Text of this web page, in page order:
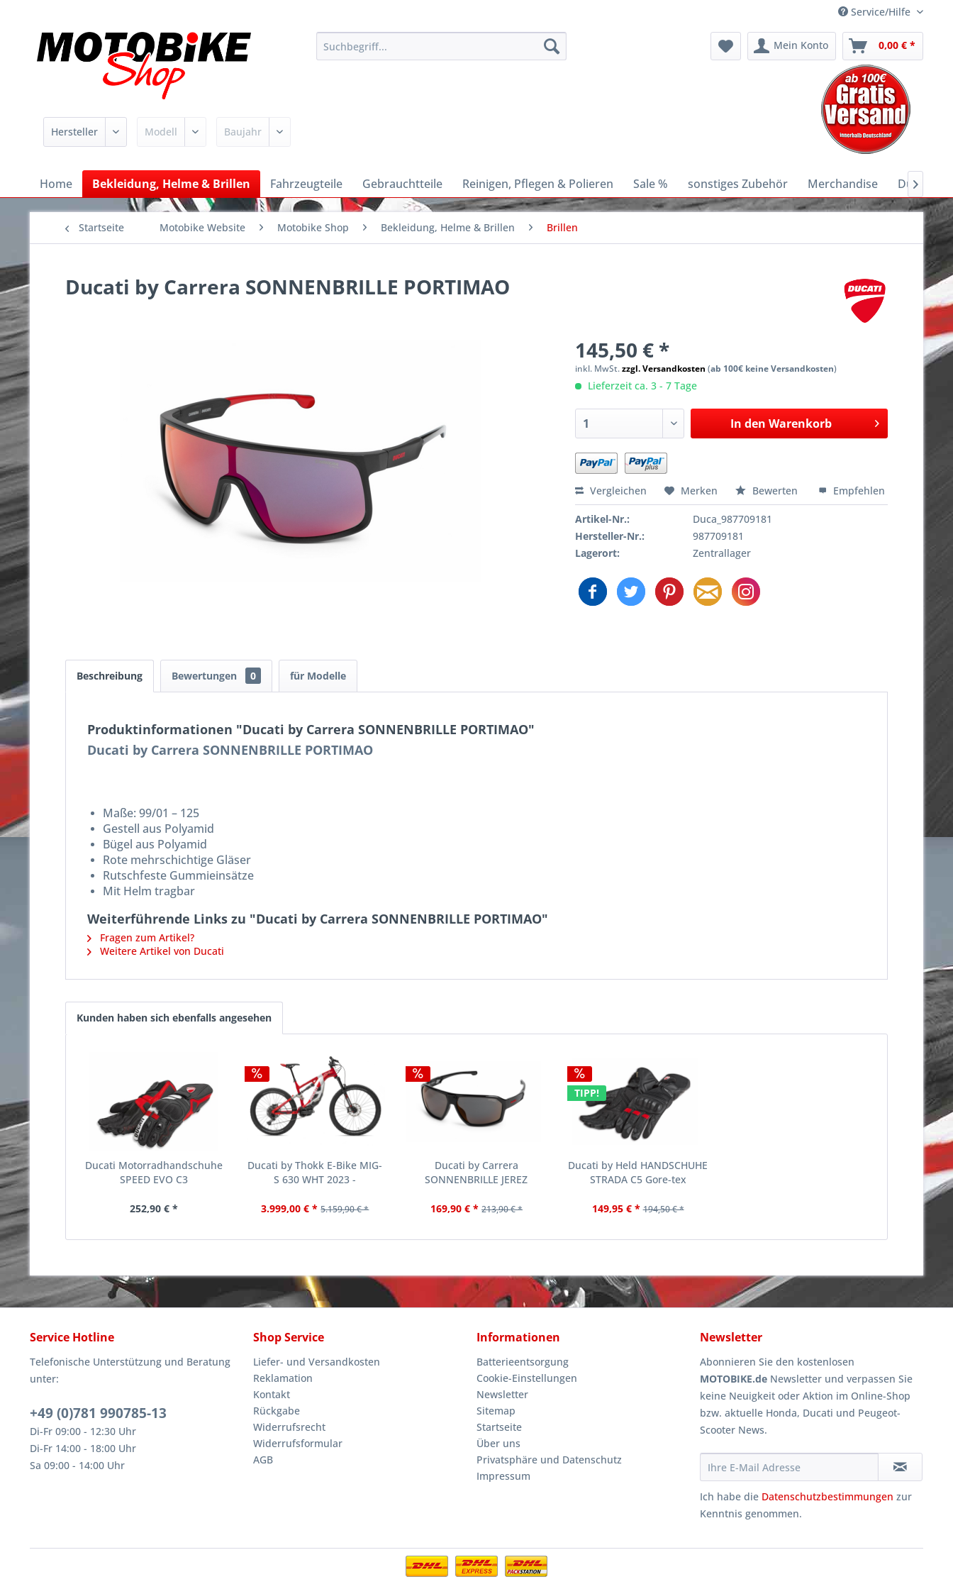
Service/Hilfe
Mein Konto 0,00 € *
Home Bekleidung, Helme & Brillen Fahrzeugteile Gebrauchtteile Reinigen, Pflegen & Polieren Sale % sonstiges Zubehör Merchandise Ducati E-

Startseite Motobike Website Motobike Shop Bekleidung, Helme & Brillen Brillen
Ducati by Carrera SONNENBRILLE PORTIMAO
145,50 € *
inkl. MwSt.zzgl. Versandkosten (ab 100€ keine Versandkosten)
Lieferzeit ca. 3 - 7 Tage
In den Warenkorb
Vergleichen Merken Bewerten Empfehlen
Artikel-Nr.:
Duca_987709181
Hersteller-Nr.:
987709181
Lagerort:
Zentrallager
Beschreibung Bewertungen 0 für Modelle
Produktinformationen "Ducati by Carrera SONNENBRILLE PORTIMAO"
Ducati by Carrera SONNENBRILLE PORTIMAO
Maße: 99/01 – 125
Gestell aus Polyamid
Bügel aus Polyamid
Rote mehrschichtige Gläser
Rutschfeste Gummieinsätze
Mit Helm tragbar
Weiterführende Links zu "Ducati by Carrera SONNENBRILLE PORTIMAO"
Fragen zum Artikel?
Weitere Artikel von Ducati
Kunden haben sich ebenfalls angesehen
Ducati Motorradhandschuhe
SPEED EVO C3
252,90 € *
Ducati by Thokk E-Bike MIG-
S 630 WHT 2023 -
3.999,00 € * 5.159,90 € *
Ducati by Carrera
SONNENBRILLE JEREZ
169,90 € * 213,90 € *
TIPP!
Ducati by Held HANDSCHUHE
STRADA C5 Gore-tex
149,95 € * 194,50 € *
Service Hotline
Telefonische Unterstützung und Beratung
unter:
+49 (0)781 990785-13
Di-Fr 09:00 - 12:30 Uhr
Di-Fr 14:00 - 18:00 Uhr
Sa 09:00 - 14:00 Uhr
Shop Service
Liefer- und Versandkosten
Reklamation
Kontakt
Rückgabe
Widerrufsrecht
Widerrufsformular
AGB
Informationen
Batterieentsorgung
Cookie-Einstellungen
Newsletter
Sitemap
Startseite
Über uns
Privatsphäre und Datenschutz
Impressum
Newsletter
Abonnieren Sie den kostenlosen
MOTOBIKE.de Newsletter und verpassen Sie
keine Neuigkeit oder Aktion im Online-Shop
bzw. aktuelle Honda, Ducati und Peugeot-
Scooter News.
Ich habe die Datenschutzbestimmungen zur
Kenntnis genommen.